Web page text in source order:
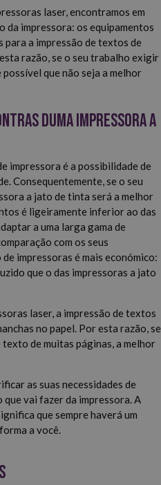
laser, encontramos em
impressora: os equipamentos
para a impressão de textos de
razão, se o seu trabalho exigir
que não seja a melhor
duma impressora a
impressora é a possibilidade de
Consequentemente, se o seu
a jato de tinta será a melhor
é ligeiramente inferior ao das
a uma larga gama de
com os seus
impressoras é mais económico:
que o das impressoras a jato
laser, a impressão de textos
no papel. Por esta razão, se
de muitas páginas, a melhor
as suas necessidades de
que vai fazer da impressora. A
que sempre haverá um
a você.